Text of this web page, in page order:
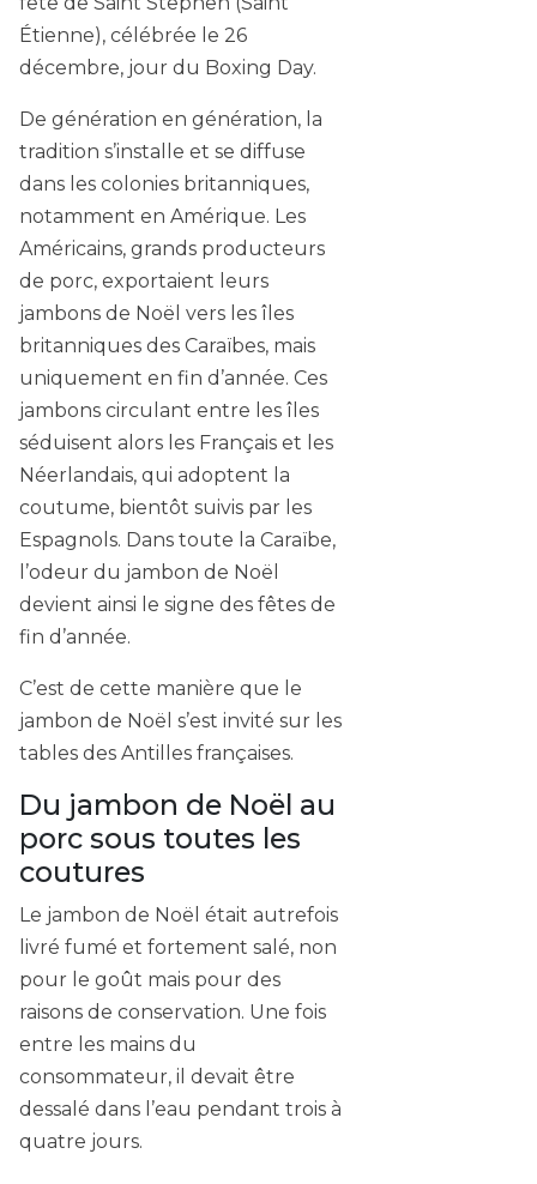
Étienne), célébrée le 26
décembre, jour du Boxing Day.
De génération en génération, la
tradition s’installe et se diffuse
dans les colonies britanniques,
notamment en Amérique. Les
Américains, grands producteurs
de porc, exportaient leurs
jambons de Noël vers les îles
britanniques des Caraïbes, mais
uniquement en fin d’année. Ces
jambons circulant entre les îles
séduisent alors les Français et les
Néerlandais, qui adoptent la
coutume, bientôt suivis par les
Espagnols. Dans toute la Caraïbe,
l’odeur du jambon de Noël
devient ainsi le signe des fêtes de
fin d’année.
C’est de cette manière que le
jambon de Noël s’est invité sur les
tables des Antilles françaises.
Du jambon de Noël au
porc sous toutes les
coutures
Le jambon de Noël était autrefois
livré fumé et fortement salé, non
pour le goût mais pour des
raisons de conservation. Une fois
entre les mains du
consommateur, il devait être
dessalé dans l’eau pendant trois à
quatre jours.